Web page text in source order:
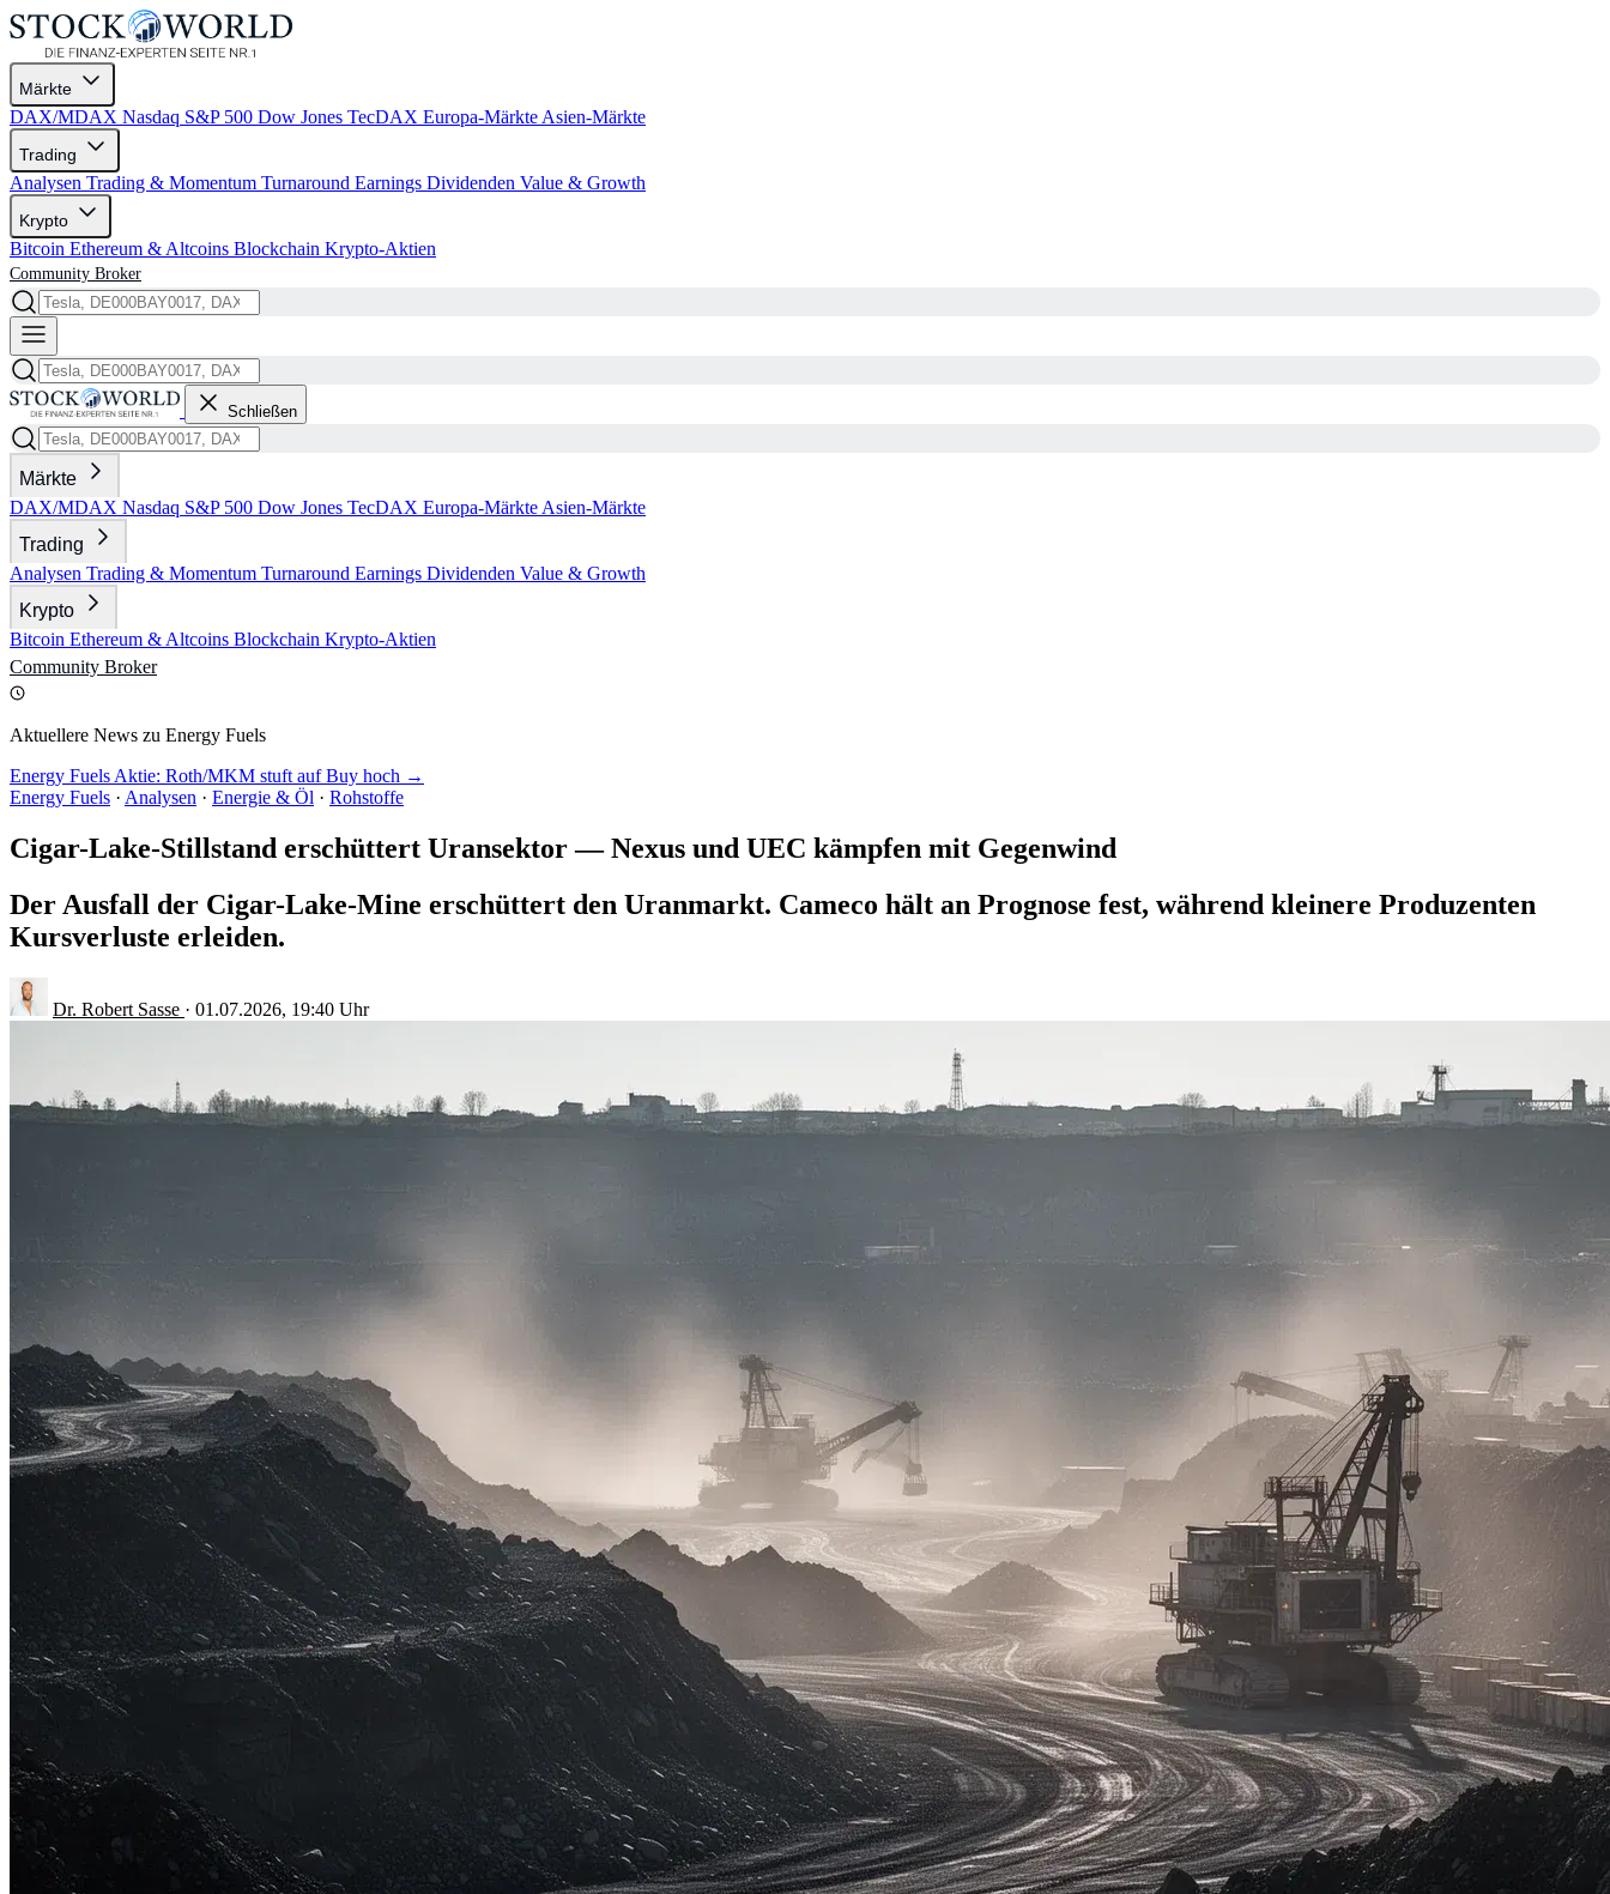
Märkte
DAX/MDAX Nasdaq S&P 500 Dow Jones TecDAX Europa-Märkte Asien-Märkte
Trading
Analysen Trading & Momentum Turnaround Earnings Dividenden Value & Growth
Krypto
Bitcoin Ethereum & Altcoins Blockchain Krypto-Aktien
Community Broker
Schließen
Märkte
DAX/MDAX Nasdaq S&P 500 Dow Jones TecDAX Europa-Märkte Asien-Märkte
Trading
Analysen Trading & Momentum Turnaround Earnings Dividenden Value & Growth
Krypto
Bitcoin Ethereum & Altcoins Blockchain Krypto-Aktien
Community Broker
Aktuellere News zu Energy Fuels
Energy Fuels Aktie: Roth/MKM stuft auf Buy hoch →
Energy Fuels · Analysen · Energie & Öl · Rohstoffe
Cigar-Lake-Stillstand erschüttert Uransektor — Nexus und UEC kämpfen mit Gegenwind
Der Ausfall der Cigar-Lake-Mine erschüttert den Uranmarkt. Cameco hält an Prognose fest, während kleinere Produzenten
Kursverluste erleiden.
Dr. Robert Sasse · 01.07.2026, 19:40 Uhr